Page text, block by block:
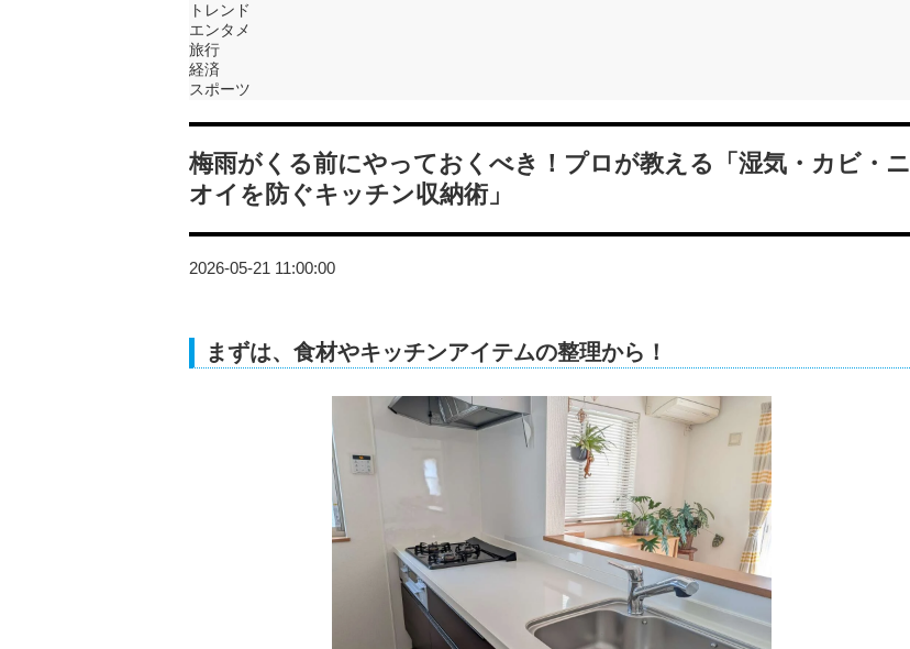
トレンド
エンタメ
旅行
経済
スポーツ
梅雨がくる前にやっておくべき！プロが教える「湿気・カビ・ニ
オイを防ぐキッチン収納術」
2026-05-21 11:00:00
まずは、食材やキッチンアイテムの整理から！